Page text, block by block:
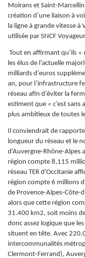
Moirans et Saint-
création d’une liaison à
la ligne à grande vitesse à
utilisée par SNCF
Tout en affirmant qu’ils «
les élus de l’actuelle
milliards d’euros
an, pour l’infrastructure
réseau afin d’éviter la
estiment que « c’est sans
plus ambitieux de toutes
Il conviendrait de
longueur du réseau et le
d’Auvergne-Rhône-Alpes
région compte 8,115
réseau TER d’Occitanie
région compte 6 millions
de Provence-Alpes-Côte-
alors que cette région
31.400 km2, soit moins
donc assez logique que
situent en tête. Avec
intercommunalités
Clermont-Ferrand),